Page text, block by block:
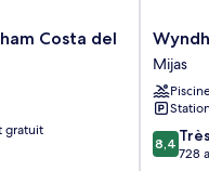
Costa del
gratuit
Grand
Costa
del
Sol
Mijas
Mijas
8.4
sur
8,4
728